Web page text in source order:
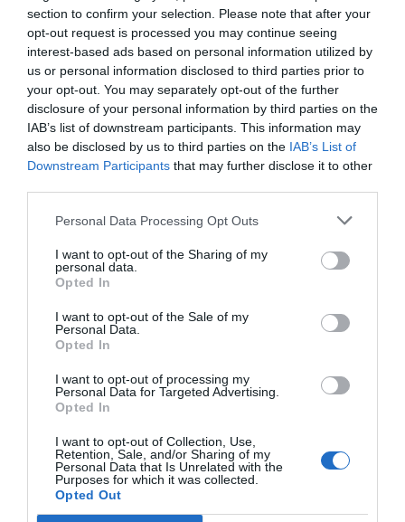
section to confirm your selection. Please note that after your
opt-out request is processed you may continue seeing
interest-based ads based on personal information utilized by
us or personal information disclosed to third parties prior to
your opt-out. You may separately opt-out of the further
disclosure of your personal information by third parties on the
IAB’s list of downstream participants. This information may
also be disclosed by us to third parties on the IAB’s List of
Downstream Participants that may further disclose it to other
Personal Data Processing Opt Outs
I want to opt-out of the Sharing of my
personal data.
Opted In
I want to opt-out of the Sale of my
Personal Data.
Opted In
I want to opt-out of processing my
Personal Data for Targeted Advertising.
Opted In
I want to opt-out of Collection, Use,
Retention, Sale, and/or Sharing of my
Personal Data that Is Unrelated with the
Purposes for which it was collected.
Opted Out